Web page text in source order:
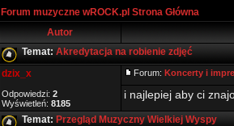
Forum muzyczne wROCK.pl Strona Główna
Autor
Temat: Akredytacja na robienie zdjęć
dzix_x
Odpowiedzi: 2
Wyświetleń: 8185
Forum: Koncerty i
i najlepiej aby ci
Temat: Przegląd Muzyczny Wielkiej Wyspy